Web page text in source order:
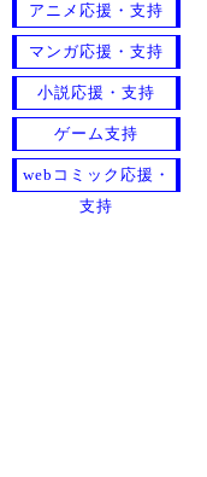
アニメ応援・支持
マンガ応援・支持
小説応援・支持
ゲーム支持
webコミック応援・
支持